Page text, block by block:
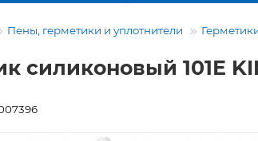
Пены, герметики и уплотнители
силиконовый 101Е